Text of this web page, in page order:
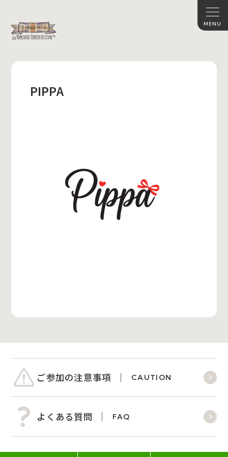
PIPPA
ご参加の注意事項 CAUTION
よくある質問 FAQ